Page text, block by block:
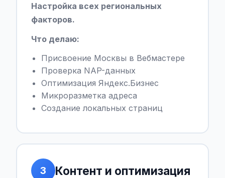
Настройка всех региональных
факторов.
Что делаю:
Присвоение Москвы в Вебмастере
Проверка NAP-данных
Оптимизация Яндекс.Бизнес
Микроразметка адреса
Создание локальных страниц
3 Контент и оптимизация